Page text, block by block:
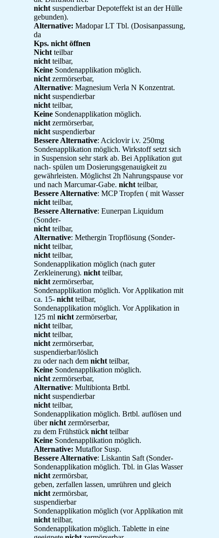
nicht suspendierbar Depoteffekt ist an der Hülle
gebunden).
Alternative: Madopar LT Tbl. (Dosisanpassung,
da
Kps. nicht öffnen
Nicht teilbar
nicht teilbar,
Keine Sondenapplikation möglich.
nicht zermörserbar,
Alternative: Magnesium Verla N Konzentrat.
nicht suspendierbar
nicht teilbar,
Keine Sondenapplikation möglich.
nicht zermörserbar,
nicht suspendierbar
Bessere Alternative: Aciclovir i.v. 250mg
Sondenapplikation möglich. Wirkstoff setzt sich
in Suspension sehr stark ab. Bei Applikation gut
nach- spülen um Dosierungsgenauigkeit zu
gewährleisten. Möglichst 2h Nahrungspause vor
und nach Marcumar-Gabe. nicht teilbar,
Bessere Alternative: MCP Tropfen ( mit Wasser
nicht teilbar,
Bessere Alternative: Eunerpan Liquidum
(Sonder-
nicht teilbar,
Alternative: Methergin Tropflösung (Sonder-
nicht teilbar,
nicht teilbar,
Sondenapplikation möglich (nach guter
Zerkleinerung). nicht teilbar,
nicht zermörserbar,
Sondenapplikation möglich. Vor Applikation mit
ca. 15- nicht teilbar,
Sondenapplikation möglich. Vor Applikation in
125 ml nicht zermörserbar,
nicht teilbar,
nicht teilbar,
nicht zermörserbar,
suspendierbar/löslich
zu oder nach dem nicht teilbar,
Keine Sondenapplikation möglich.
nicht zermörserbar,
Alternative: Multibionta Brtbl.
nicht suspendierbar
nicht teilbar,
Sondenapplikation möglich. Brtbl. auflösen und
übernicht zermörserbar,
zu dem Frühstück nicht teilbar
Keine Sondenapplikation möglich.
Alternative: Mutaflor Susp.
Bessere Alternative: Liskantin Saft (Sonder-
Sondenapplikation möglich. Tbl. in Glas Wasser
nicht zermörsbar,
geben, zerfallen lassen, umrühren und gleich
nicht zermörsbar,
suspendierbar
Sondenapplikation möglich (vor Applikation mit
nicht teilbar,
Sondenapplikation möglich. Tablette in eine